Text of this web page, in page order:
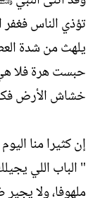
تؤذي الناس فغفر
يلهث من شدة
حبست هرة فلا
خشاش الأرض
إن كثيرا منا
" الباب اللي
ملهوفا، ولا